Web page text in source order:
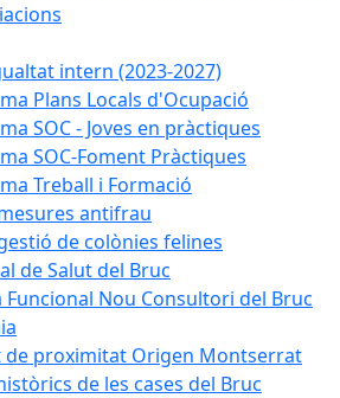
intern (2023-2027)
Plans Locals d'Ocupació
SOC - Joves en pràctiques
SOC-Foment Pràctiques
Treball i Formació
antifrau
de colònies felines
de Salut del Bruc
Funcional Nou Consultori del Bruc
de proximitat Origen Montserrat
de les cases del Bruc